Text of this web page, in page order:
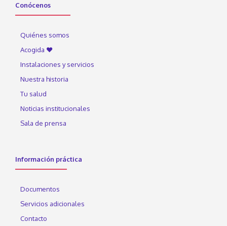
Conócenos
Quiénes somos
Acogida ♥
Instalaciones y servicios
Nuestra historia
Tu salud
Noticias institucionales
Sala de prensa
Información práctica
Documentos
Servicios adicionales
Contacto